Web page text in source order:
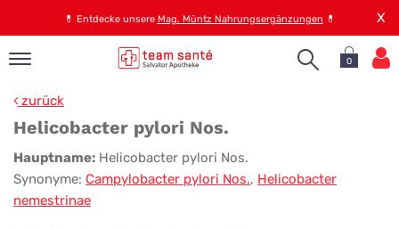
💊 Entdecke unsere Mag. Müntz Nahrungsergänzungen 💊 X
0
zurück
Helicobacter pylori Nos.
Helicobacter
pylori
Nos.
Hauptname: Helicobacter pylori Nos.
Synonyme: Campylobacter pylori Nos., Helicobacter
nemestrinae